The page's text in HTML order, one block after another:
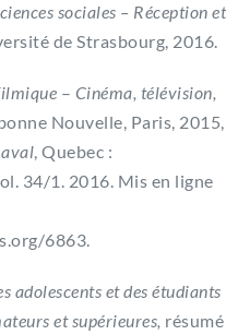
sociales – Réception et
de Strasbourg, 2016.
– Cinéma, télévision,
Nouvelle, Paris, 2015,
, Quebec :
34/1. 2016. Mis en ligne
6863.
adolescents et des étudiants
et supérieures, résumé